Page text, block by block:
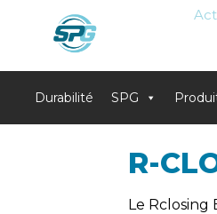
Durabilité SPG
R-
Le